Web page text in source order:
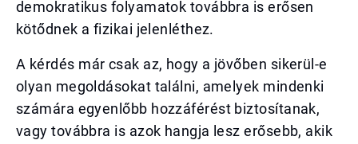
demokratikus folyamatok továbbra is erősen
kötődnek a fizikai jelenléthez.
A kérdés már csak az, hogy a jövőben sikerül-e
olyan megoldásokat találni, amelyek mindenki
számára egyenlőbb hozzáférést biztosítanak,
vagy továbbra is azok hangja lesz erősebb, akik